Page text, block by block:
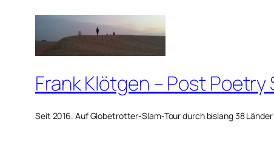
Frank Klötgen – Post
Seit 2016. Auf Globetrotter-Slam-Tour durch bislang 38